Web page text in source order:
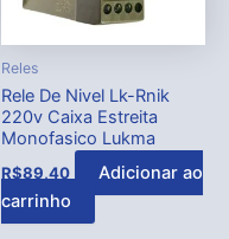
Reles
Rele De Nivel Lk-Rnik
220v Caixa Estreita
Monofasico Lukma
R$89,40
Adicionar ao
carrinho